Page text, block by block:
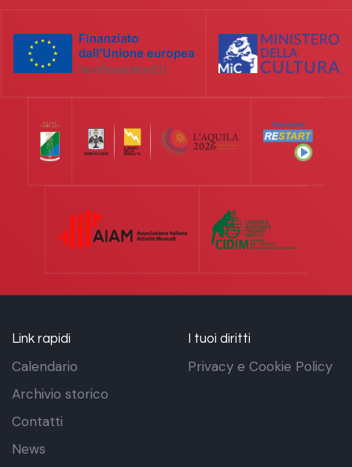
Link rapidi
Calendario
Archivio storico
Contatti
News
I tuoi diritti
Privacy e Cookie Policy